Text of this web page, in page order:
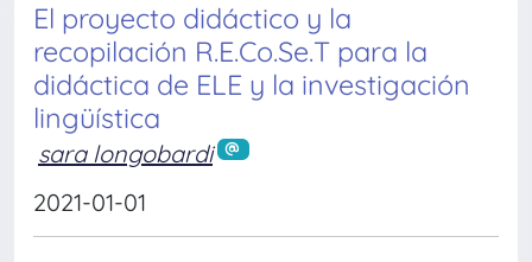
El proyecto didáctico y la
recopilación R.E.Co.Se.T para la
didáctica de ELE y la investigación
lingüística
sara longobardi
2021-01-01